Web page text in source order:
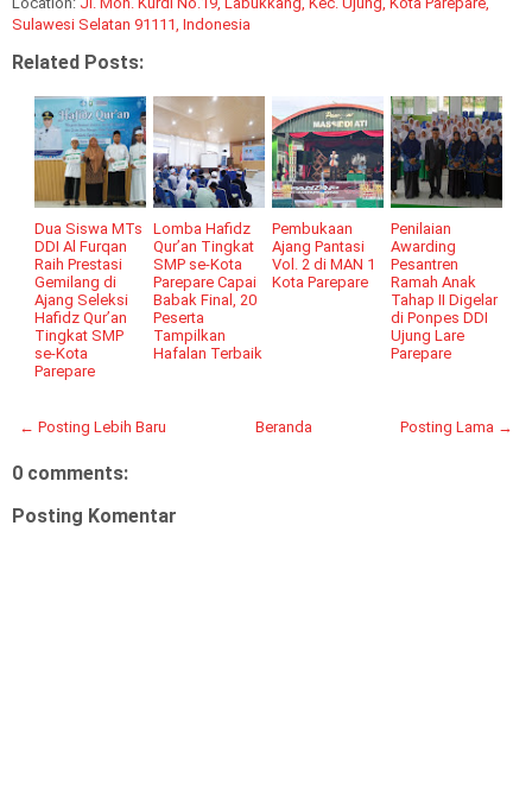
Sulawesi Selatan 91111, Indonesia
Related Posts:
Dua Siswa MTs
DDI Al Furqan
Raih Prestasi
Gemilang di
Ajang Seleksi
Hafidz Qur’an
Tingkat SMP
se-Kota
Parepare
Lomba Hafidz
Qur’an Tingkat
SMP se-Kota
Parepare Capai
Babak Final, 20
Peserta
Tampilkan
Hafalan Terbaik
Pembukaan
Ajang Pantasi
Vol. 2 di MAN 1
Kota Parepare
Penilaian
Awarding
Pesantren
Ramah Anak
Tahap II Digelar
di Ponpes DDI
Ujung Lare
Parepare
← Posting Lebih Baru Posting Lama →
Beranda
0 comments:
Posting Komentar